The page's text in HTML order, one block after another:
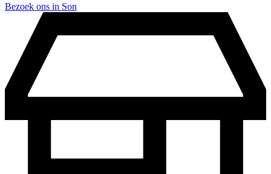
Bezoek ons in Son